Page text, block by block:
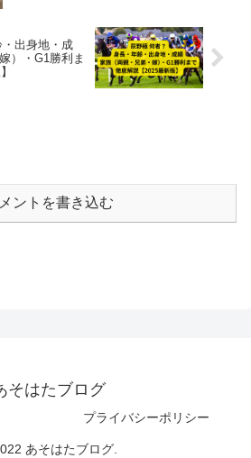
出身地・成
）・G1勝利ま
ントを書き込む
そはたブログ
プライバシーポリシー
あそはたブログ.